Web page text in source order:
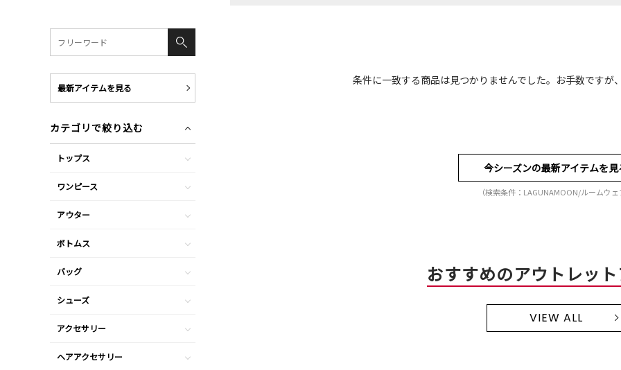
条件に一致する商品は見つかりませんでした。お手数ですが
今シーズンの最新アイテムを見
（検索条件：LAGUNAMOON/ルームウェ
おすすめのアウトレッ
VIEW ALL
最新アイテムを見る
カテゴリで絞り込む
トップス
ワンピース
アウター
ボトムス
バッグ
シューズ
アクセサリー
ヘアアクセサリー